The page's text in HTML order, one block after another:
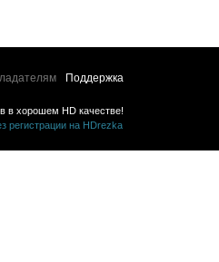
Поддержка
в хорошем HD качестве!
регистрации на HDrezka